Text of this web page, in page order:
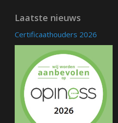
Laatste nieuws
Certificaathouders 2026